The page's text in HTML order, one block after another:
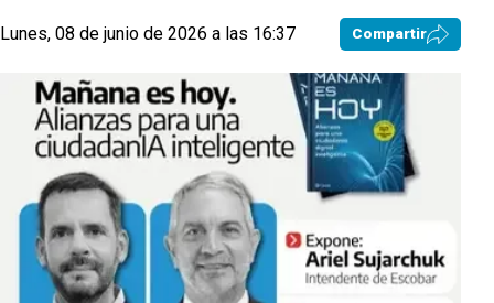
Lunes, 08 de junio de 2026 a las 16:37 Compartir